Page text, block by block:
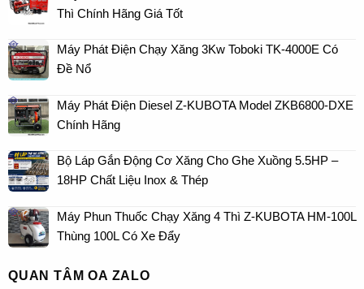
Thì Chính Hãng Giá Tốt
Máy Phát Điện Chạy Xăng 3Kw Toboki TK-4000E Có
Đề Nổ
Máy Phát Điện Diesel Z-KUBOTA Model ZKB6800-DXE
Chính Hãng
Bộ Láp Gắn Động Cơ Xăng Cho Ghe Xuồng 5.5HP –
18HP Chất Liệu Inox & Thép
Máy Phun Thuốc Chạy Xăng 4 Thì Z-KUBOTA HM-100L
Thùng 100L Có Xe Đẩy
QUAN TÂM OA ZALO